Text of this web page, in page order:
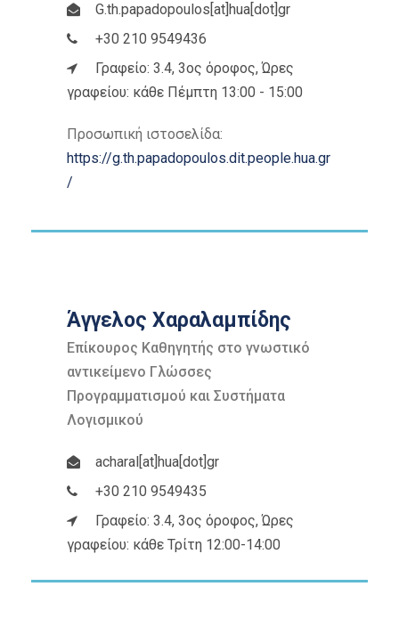
G.th.papadopoulos[at]hua[dot]gr
+30 210 9549436
Γραφείο: 3.4, 3ος όροφος, Ώρες
γραφείου: κάθε Πέμπτη 13:00 - 15:00
Προσωπική ιστοσελίδα:
https://g.th.papadopoulos.dit.people.hua.gr
/
Άγγελος Χαραλαμπίδης
Επίκουρος Καθηγητής στο γνωστικό
αντικείμενο Γλώσσες
Προγραμματισμού και Συστήματα
Λογισμικού
acharal[at]hua[dot]gr
+30 210 9549435
Γραφείο: 3.4, 3ος όροφος, Ώρες
γραφείου: κάθε Τρίτη 12:00-14:00